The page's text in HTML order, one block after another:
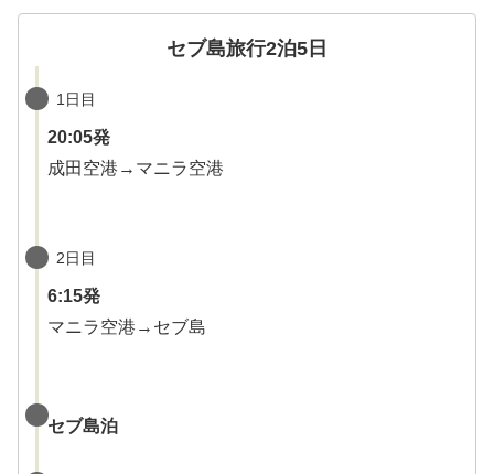
セブ島旅行2泊5日
1日目
20:05発
成田空港→マニラ空港
2日目
6:15発
マニラ空港→セブ島
セブ島泊